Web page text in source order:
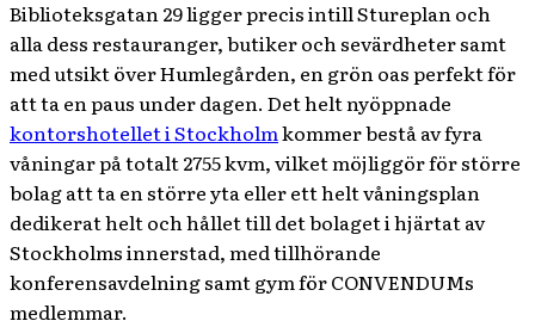
Biblioteksgatan 29 ligger precis intill Stureplan och
alla dess restauranger, butiker och sevärdheter samt
med utsikt över Humlegården, en grön oas perfekt för
att ta en paus under dagen. Det helt nyöppnade
kontorshotellet i Stockholmkommer bestå av fyra
våningar på totalt 2755 kvm, vilket möjliggör för större
bolag att ta en större yta eller ett helt våningsplan
dedikerat helt och hållet till det bolaget i hjärtat av
Stockholms innerstad, med tillhörande
konferensavdelning samt gym för CONVENDUMs
medlemmar.